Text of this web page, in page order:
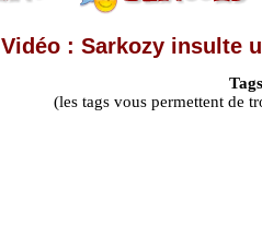
Vidéo : Sarkozy insulte
(les tags vous permettent de